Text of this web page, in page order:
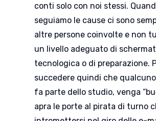
conti solo con noi stessi.
seguiamo le cause ci sono
altre persone coinvolte e non
un livello adeguato di
tecnologica o di preparazione.
succedere quindi che
fa parte dello studio, venga
apra le porte al pirata di turno